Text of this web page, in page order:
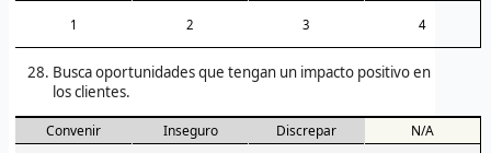
1 2 3 4
Busca oportunidades que tengan un impacto positivo en
los clientes.
Convenir Inseguro Discrepar N/A